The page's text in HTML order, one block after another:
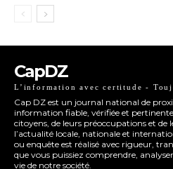
CapDZ
L’information avec certitude -
Cap DZ est un journal national de
information fiable, vérifiée et
citoyens, de leurs préoccupations et
l’actualité locale, nationale et
ou enquête est réalisé avec rigueur,
que vous puissiez comprendre,
vie de notre société.